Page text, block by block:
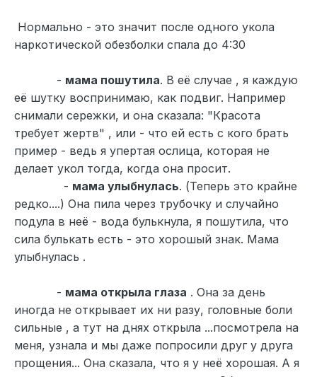
Нормально - это значит после одного укола
наркотической обезболки спала до 4:30
- мама пошутила. В её случае , я каждую
её шутку воспринимаю, как подвиг. Например
снимали сережки, и она сказала: "Красота
требует жертв" , или - что ей есть с кого брать
пример - ведь я упертая ослица, которая не
делает укол тогда, когда она просит.
- мама улыбнулась. (Теперь это крайне
редко....) Она пила через трубочку и случайно
подула в неё - вода булькнула, я пошутила, что
сила булькать есть - это хорошый знак. Мама
улыбнулась .
- мама открыла глаза . Она за день
иногда не открывает их ни разу, головные боли
сильные , а тут на днях открыла ...посмотрела на
меня, узнала и мы даже попросили друг у друга
прощения... Она сказала, что я у неё хорошая. А я